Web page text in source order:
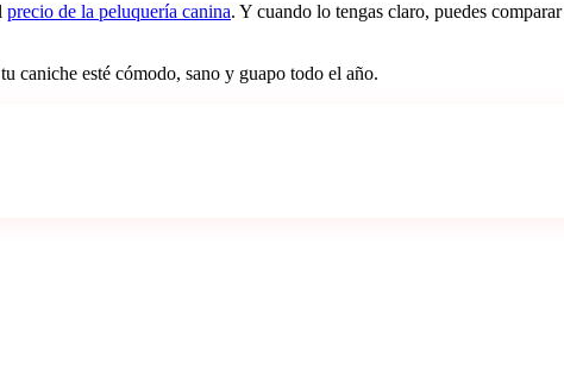
precio de la peluquería canina. Y cuando lo tengas claro, puedes comparar
caniche esté cómodo, sano y guapo todo el año.